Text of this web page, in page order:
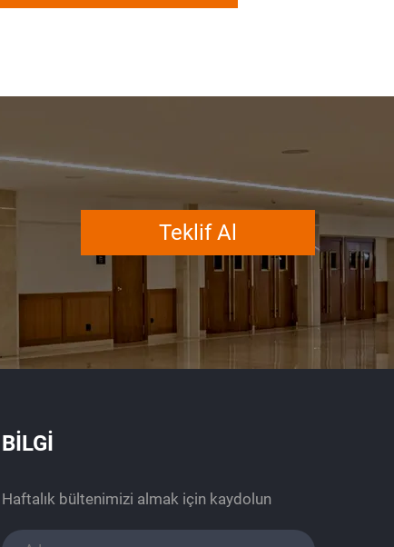
Teklif Al
BİLGİ
Haftalık bültenimizi almak için kaydolun